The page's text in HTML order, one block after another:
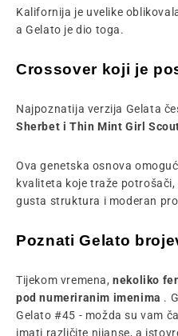
Kalifornija je uvelike
a Gelato je dio toga.
Crossover koji je
Najpoznatija verzija Gelata
Sherbet i Thin Mint Girl
Ova genetska osnova
kvaliteta koje traže
gusta struktura i moderan
Poznati Gelato
Tijekom vremena, nekoliko
pod numeriranim imenima .
Gelato #45 - možda su vam
imati različite nijanse, a